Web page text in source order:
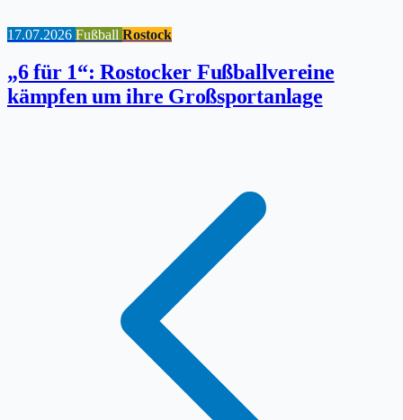
17.07.2026 Fußball Rostock
„6 für 1“: Rostocker Fußballvereine
kämpfen um ihre Großsportanlage